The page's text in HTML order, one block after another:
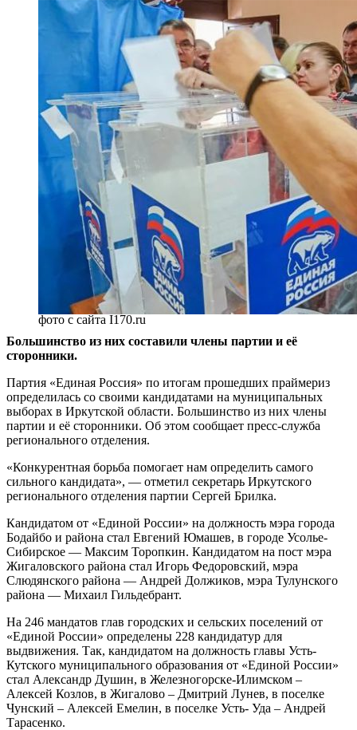
фото с сайта I170.ru
Большинство из них составили члены партии и её
сторонники.
Партия «Единая Россия» по итогам прошедших праймериз
определилась со своими кандидатами на муниципальных
выборах в Иркутской области. Большинство из них члены
партии и её сторонники. Об этом сообщает пресс-служба
регионального отделения.
«Конкурентная борьба помогает нам определить самого
сильного кандидата», — отметил секретарь Иркутского
регионального отделения партии Сергей Брилка.
Кандидатом от «Единой России» на должность мэра города
Бодайбо и района стал Евгений Юмашев, в городе Усолье-
Сибирское — Максим Торопкин. Кандидатом на пост мэра
Жигаловского района стал Игорь Федоровский, мэра
Слюдянского района — Андрей Должиков, мэра Тулунского
района — Михаил Гильдебрант.
На 246 мандатов глав городских и сельских поселений от
«Единой России» определены 228 кандидатур для
выдвижения. Так, кандидатом на должность главы Усть-
Кутского муниципального образования от «Единой России»
стал Александр Душин, в Железногорске-Илимском –
Алексей Козлов, в Жигалово – Дмитрий Лунев, в поселке
Чунский – Алексей Емелин, в поселке Усть- Уда – Андрей
Тарасенко.